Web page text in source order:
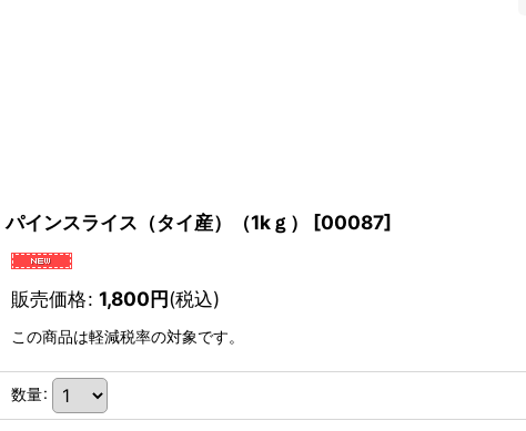
パインスライス（タイ産）（1kｇ） [00087]
販売価格: 1,800円(税込)
この商品は軽減税率の対象です。
数量: